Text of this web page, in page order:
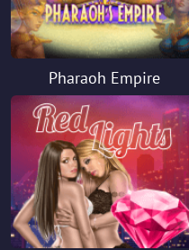
Pharaoh Empire